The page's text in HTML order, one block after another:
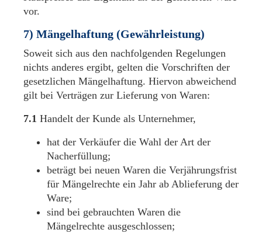
vor.
7) Mängelhaftung (Gewährleistung)
Soweit sich aus den nachfolgenden Regelungen
nichts anderes ergibt, gelten die Vorschriften der
gesetzlichen Mängelhaftung. Hiervon abweichend
gilt bei Verträgen zur Lieferung von Waren:
7.1 Handelt der Kunde als Unternehmer,
hat der Verkäufer die Wahl der Art der
Nacherfüllung;
beträgt bei neuen Waren die Verjährungsfrist
für Mängelrechte ein Jahr ab Ablieferung der
Ware;
sind bei gebrauchten Waren die
Mängelrechte ausgeschlossen;